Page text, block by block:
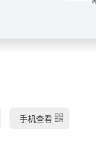
手机查看